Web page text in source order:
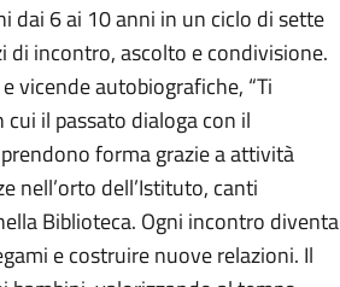
dai 6 ai 10 anni in un ciclo di sette
di incontro, ascolto e condivisione.
vicende autobiografiche, “Ti
cui il passato dialoga con il
forma grazie a attività
nell’orto dell’Istituto, canti
Biblioteca. Ogni incontro diventa
e costruire nuove relazioni. Il